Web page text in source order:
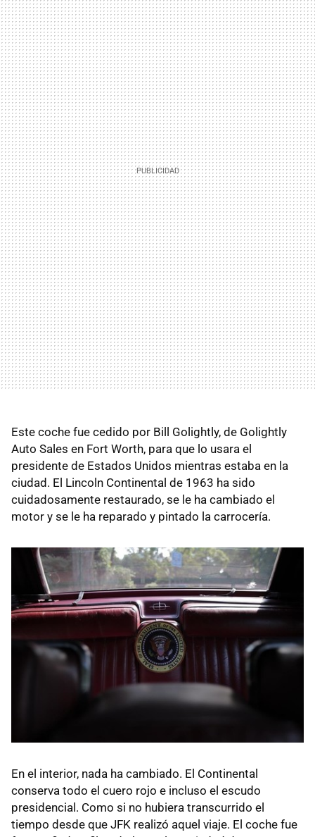
Este coche fue cedido por Bill Golightly, de Golightly
Auto Sales en Fort Worth, para que lo usara el
presidente de Estados Unidos mientras estaba en la
ciudad. El Lincoln Continental de 1963 ha sido
cuidadosamente restaurado, se le ha cambiado el
motor y se le ha reparado y pintado la carrocería.
En el interior, nada ha cambiado. El Continental
conserva todo el cuero rojo e incluso el escudo
presidencial. Como si no hubiera transcurrido el
tiempo desde que JFK realizó aquel viaje. El coche fue